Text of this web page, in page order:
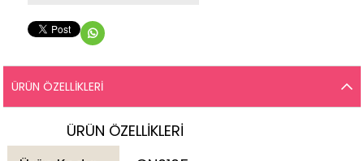
ÜRÜN ÖZELLIKLERI
ÜRÜN ÖZELLİKLERİ